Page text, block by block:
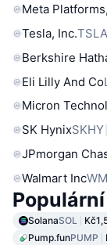
Meta
Tesla, Inc.TSLA
Berkshire
Eli Lilly And Co
Micron
SK HynixSKHY
JPmorgan
Walmart Inc
SolanaSOL
Pump.funPUMP